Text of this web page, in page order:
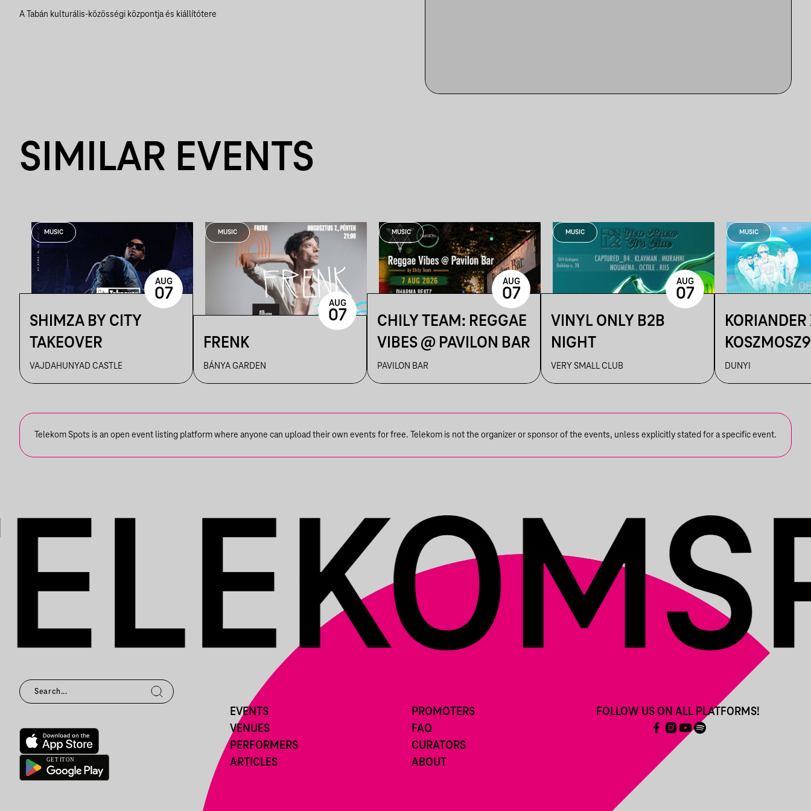
A Tabán kulturális-közösségi központja és kiállítótere
SIMILAR EVENTS
MUSIC
SHIMZA BY CITY
TAKEOVER
VAJDAHUNYAD CASTLE
AUG
07
MUSIC
FRENK
BÁNYA GARDEN
AUG
07
MUSIC
CHILY TEAM: REGGAE
VIBES @ PAVILON BAR
PAVILON BAR
AUG
07
MUSIC
VINYL ONLY B2B
NIGHT
VERY SMALL CLUB
AUG
07
MUSIC
KORIANDER
DUNYI
DUNYI
Telekom Spots is an open event listing platform where anyone can upload their own events for free. Telekom is not the organizer or sponsor of the events, unless explicitly stated for a specific event.
EVENTS
VENUES
PERFORMERS
ARTICLES
PROMOTERS
FAQ
CURATORS
ABOUT
FOLLOW US ON ALL PLATFORMS!